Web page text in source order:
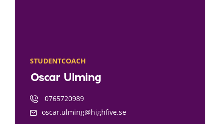
STUDENTCOACH
Oscar Ulming
0765720989
oscar.ulming@highfive.se